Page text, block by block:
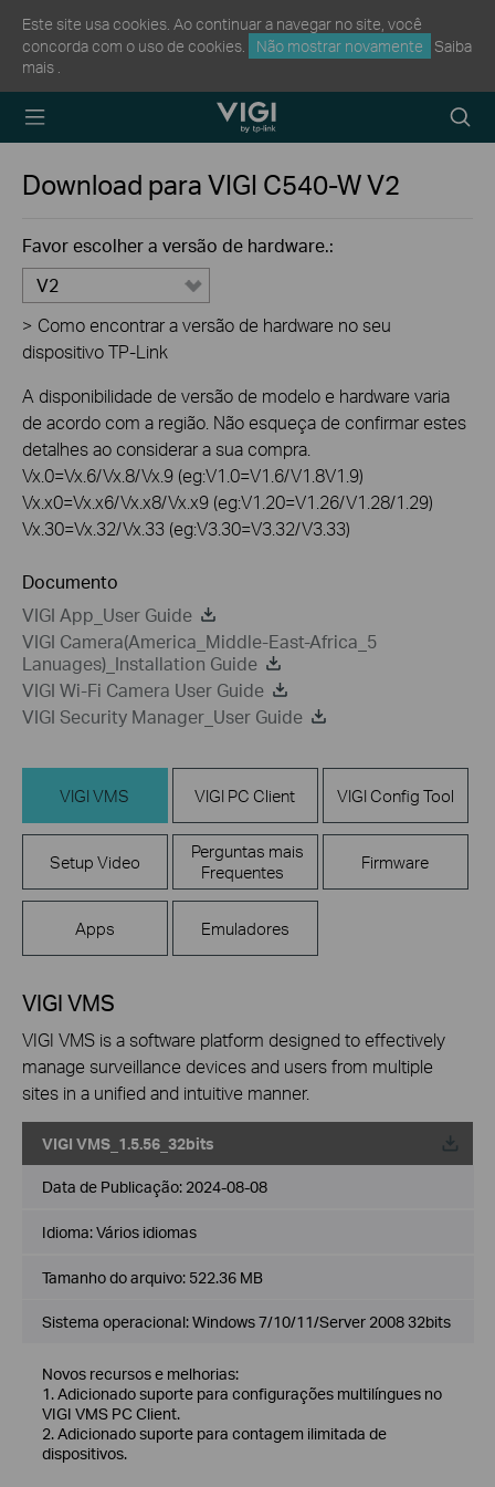
Este site usa cookies. Ao continuar a navegar no site, você
concorda com o uso de cookies.
Não mostrar novamente
Saiba
mais
TP-Link, Reliably
icon
Download paraVIGI C540-WV2
Favor escolher a versão de hardware.:
V2
> Como encontrar a versão de hardware no seu
dispositivo TP-Link
A disponibilidade de versão de modelo e hardware varia
de acordo com a região. Não esqueça de confirmar estes
detalhes ao considerar a sua compra.
Vx.0=Vx.6/Vx.8/Vx.9 (eg:V1.0=V1.6/V1.8V1.9)
Vx.x0=Vx.x6/Vx.x8/Vx.x9 (eg:V1.20=V1.26/V1.28/1.29)
Vx.30=Vx.32/Vx.33 (eg:V3.30=V3.32/V3.33)
Documento
VIGI App_User Guide
VIGI Camera(America_Middle-East-Africa_5
Lanuages)_Installation Guide
VIGI Wi-Fi Camera User Guide
VIGI Security Manager_User Guide
VIGI VMS VIGI PC Client VIGI Config Tool
Setup Video
Perguntas mais
Frequentes
Firmware
Apps Emuladores
VIGI VMS
VIGI VMS is a software platform designed to effectively
manage surveillance devices and users from multiple
sites in a unified and intuitive manner.
VIGI VMS_1.5.56_32bits
Data de Publicação: 2024-08-08
Idioma:Vários idiomas
Tamanho do arquivo: 522.36 MB
Sistema operacional: Windows 7/10/11/Server 2008 32bits
Novos recursos e melhorias:
1. Adicionado suporte para configurações multilíngues no
VIGI VMS PC Client.
2. Adicionado suporte para contagem ilimitada de
dispositivos.